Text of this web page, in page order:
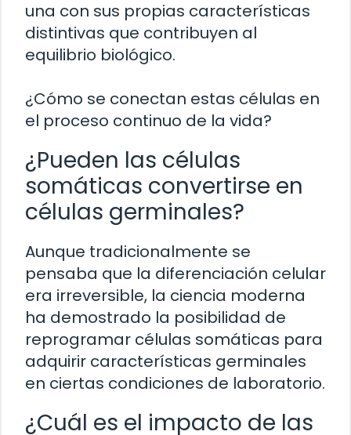
una con sus propias características
distintivas que contribuyen al
equilibrio biológico.
¿Cómo se conectan estas células en
el proceso continuo de la vida?
¿Pueden las células
somáticas convertirse en
células germinales?
Aunque tradicionalmente se
pensaba que la diferenciación celular
era irreversible, la ciencia moderna
ha demostrado la posibilidad de
reprogramar células somáticas para
adquirir características germinales
en ciertas condiciones de laboratorio.
¿Cuál es el impacto de las